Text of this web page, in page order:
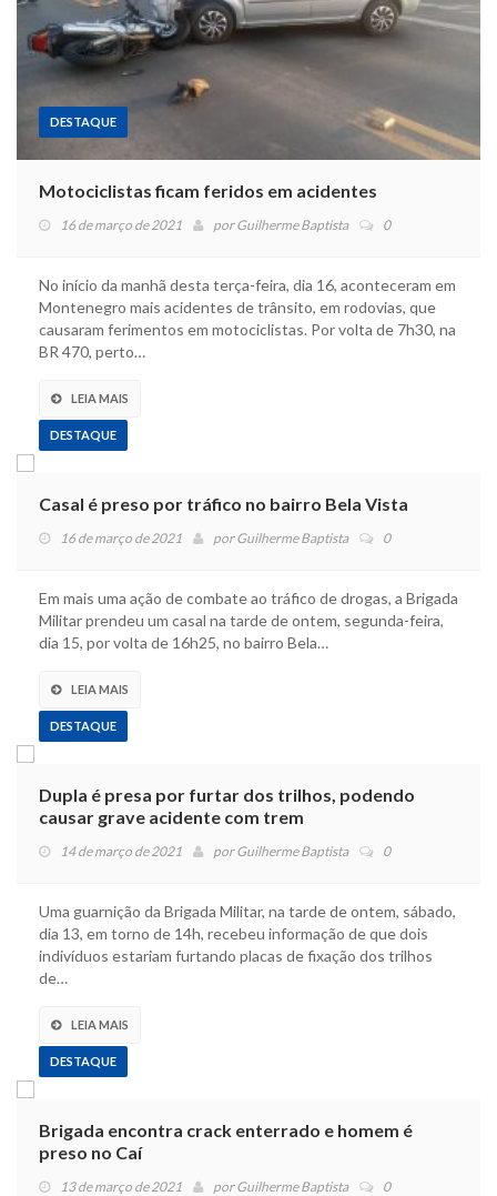
DESTAQUE
Motociclistas ficam feridos em acidentes
16 de março de 2021 porGuilherme Baptista 0
No início da manhã desta terça-feira, dia 16, aconteceram em
Montenegro mais acidentes de trânsito, em rodovias, que
causaram ferimentos em motociclistas. Por volta de 7h30, na
BR 470, perto…
LEIA MAIS
DESTAQUE
Casal é preso por tráfico no bairro Bela Vista
16 de março de 2021 porGuilherme Baptista 0
Em mais uma ação de combate ao tráfico de drogas, a Brigada
Militar prendeu um casal na tarde de ontem, segunda-feira,
dia 15, por volta de 16h25, no bairro Bela…
LEIA MAIS
DESTAQUE
Dupla é presa por furtar dos trilhos, podendo
causar grave acidente com trem
14 de março de 2021 porGuilherme Baptista 0
Uma guarnição da Brigada Militar, na tarde de ontem, sábado,
dia 13, em torno de 14h, recebeu informação de que dois
indivíduos estariam furtando placas de fixação dos trilhos
de…
LEIA MAIS
DESTAQUE
Brigada encontra crack enterrado e homem é
preso no Caí
13 de março de 2021 porGuilherme Baptista 0